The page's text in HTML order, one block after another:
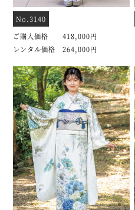
No.3140
ご購入価格 418,000円
レンタル価格 264,000円